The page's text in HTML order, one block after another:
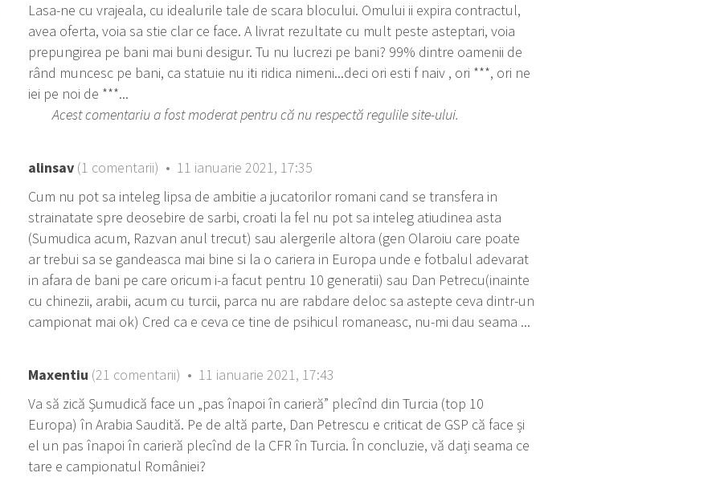
Lasa-ne cu vrajeala, cu idealurile tale de scara blocului. Omului ii expira contractul,
avea oferta, voia sa stie clar ce face. A livrat rezultate cu mult peste asteptari, voia
prepungirea pe bani mai buni desigur. Tu nu lucrezi pe bani? 99% dintre oamenii de
rând muncesc pe bani, ca statuie nu iti ridica nimeni...deci ori esti f naiv , ori ***, ori ne
iei pe noi de ***...
Acest comentariu a fost moderat pentru că nu respectă regulile site-ului.
alinsav (1 comentarii) • 11 ianuarie 2021, 17:35
Cum nu pot sa inteleg lipsa de ambitie a jucatorilor romani cand se transfera in
strainatate spre deosebire de sarbi, croati la fel nu pot sa inteleg atiudinea asta
(Sumudica acum, Razvan anul trecut) sau alergerile altora (gen Olaroiu care poate
ar trebui sa se gandeasca mai bine si la o cariera in Europa unde e fotbalul adevarat
in afara de bani pe care oricum i-a facut pentru 10 generatii) sau Dan Petrecu(inainte
cu chinezii, arabii, acum cu turcii, parca nu are rabdare deloc sa astepte ceva dintr-un
campionat mai ok) Cred ca e ceva ce tine de psihicul romaneasc, nu-mi dau seama ...
Maxentiu (21 comentarii) • 11 ianuarie 2021, 17:43
Va să zică Șumudică face un „pas înapoi în carieră” plecînd din Turcia (top 10
Europa) în Arabia Saudită. Pe de altă parte, Dan Petrescu e criticat de GSP că face și
el un pas înapoi în carieră plecînd de la CFR în Turcia. În concluzie, vă dați seama ce
tare e campionatul României?